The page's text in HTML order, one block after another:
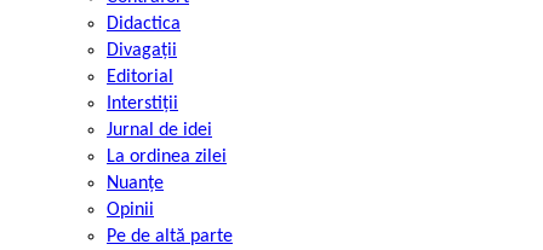
Didactica
Divagații
Editorial
Interstiții
Jurnal de idei
La ordinea zilei
Nuanțe
Opinii
Pe de altă parte